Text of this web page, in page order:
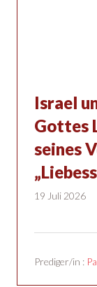
Israel
Gottes
seines
19 Juli 2026
Prediger/in :